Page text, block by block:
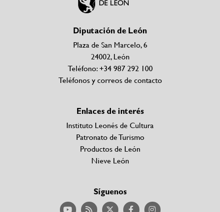
Diputación de León
Plaza de San Marcelo, 6
24002, León
Teléfono: +34 987 292 100
Teléfonos y correos de contacto
Enlaces de interés
Instituto Leonés de Cultura
Patronato de Turismo
Productos de León
Nieve León
Síguenos